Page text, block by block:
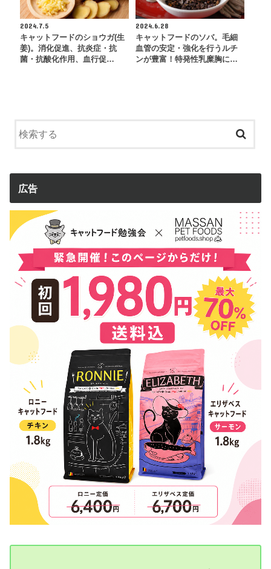
2024.7.5
キャットフードのショウガ(生
姜)。消化促進、抗炎症・抗
菌・抗酸化作用、血行促…
2024.6.28
キャットフードのソバ。毛細
血管の安定・強化を行うルチ
ンが豊富！特発性乳糜胸に…
広告